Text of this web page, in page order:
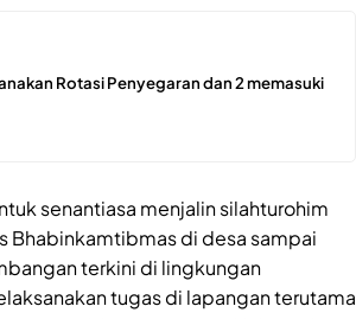
Rotasi Penyegaran dan 2 memasuki
senantiasa menjalin silahturohim
Bhabinkamtibmas di desa sampai
terkini di lingkungan
tugas di lapangan terutama